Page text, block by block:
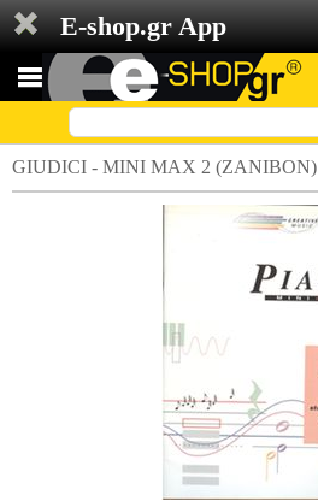
E-shop.gr App
GIUDICI - MINI MAX 2 (ZANIBON)